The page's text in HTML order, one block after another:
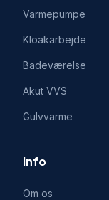
Varmepumpe
Kloakarbejde
Badeværelse
Akut VVS
Gulvvarme
Info
Om os